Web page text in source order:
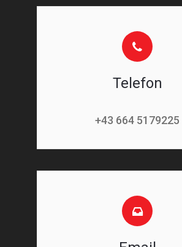
Telefon
+43 664 5179225